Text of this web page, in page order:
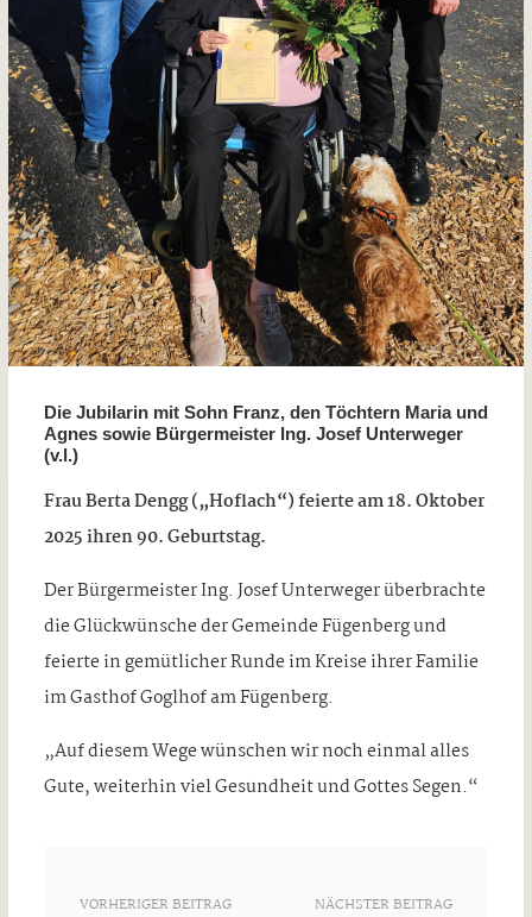
Die Jubilarin mit Sohn Franz, den Töchtern Maria und
Agnes sowie Bürgermeister Ing. Josef Unterweger
(v.l.)
Frau Berta Dengg („Hoflach“) feierte am 18. Oktober
2025 ihren 90. Geburtstag.
Der Bürgermeister Ing. Josef Unterweger überbrachte
die Glückwünsche der Gemeinde Fügenberg und
feierte in gemütlicher Runde im Kreise ihrer Familie
im Gasthof Goglhof am Fügenberg.
„Auf diesem Wege wünschen wir noch einmal alles
Gute, weiterhin viel Gesundheit und Gottes Segen.“
VORHERIGER BEITRAG NÄCHSTER BEITRAG